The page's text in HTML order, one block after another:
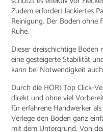
Zudem erfordert lackiertes
Reinigung. Der Boden ohne
Ruhe.
Dieser dreischichtige
eine gesteigerte Stabilität
kann bei Notwendigkeit
Durch die HORI Top Click-
direkt und ohne viel
für erfahrene Handwerker
Verlege den Boden ganz
mit dem Untergrund. Von